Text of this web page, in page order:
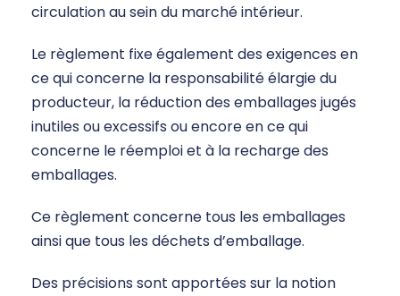
circulation au sein du marché intérieur.
Le règlement fixe également des exigences en
ce qui concerne la responsabilité élargie du
producteur, la réduction des emballages jugés
inutiles ou excessifs ou encore en ce qui
concerne le réemploi et à la recharge des
emballages.
Ce règlement concerne tous les emballages
ainsi que tous les déchets d’emballage.
Des précisions sont apportées sur la notion